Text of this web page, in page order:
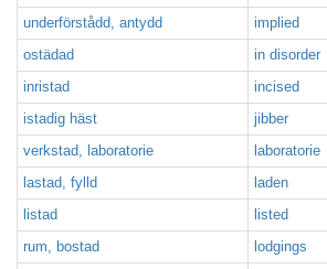
underförstådd, antydd
implied
ostädad
in disorder
inristad
incised
istadig häst
jibber
verkstad, laboratorie
laboratorie
lastad, fylld
laden
listad
listed
rum, bostad
lodgings